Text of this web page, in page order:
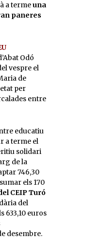
a termeuna
paneres
Odó
vespre el
de
per
entre
educatiu
a terme el
solidari
de la
746,30
els 170
CEIP Turó
del
633,10 euros
desembre.